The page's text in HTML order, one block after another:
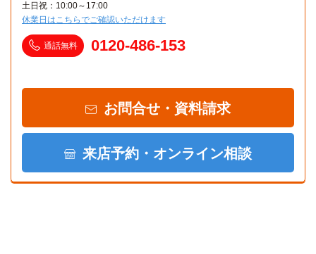
土日祝：10:00～17:00
休業日はこちらでご確認いただけます
通話無料 0120-486-153
お問合せ・資料請求
来店予約・オンライン相談